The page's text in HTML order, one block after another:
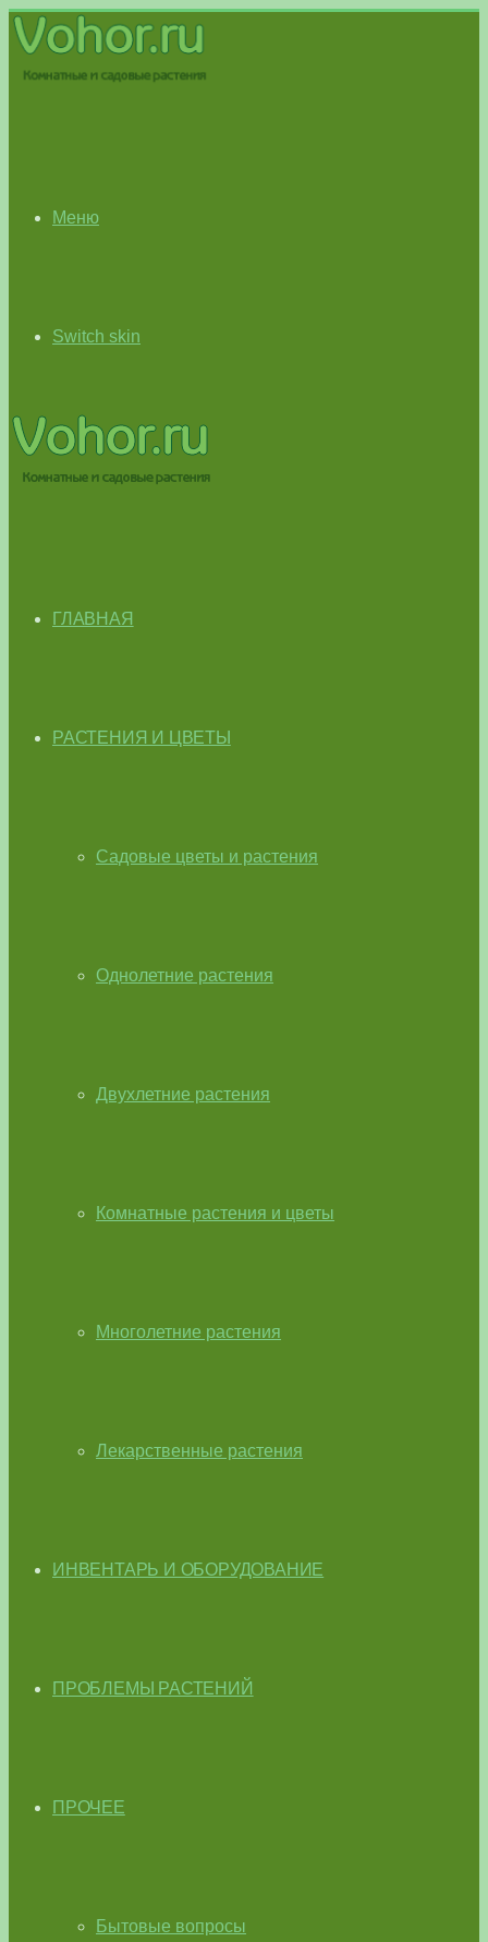
Меню
Switch skin
ГЛАВНАЯ
РАСТЕНИЯ И ЦВЕТЫ
Садовые цветы и растения
Однолетние растения
Двухлетние растения
Комнатные растения и цветы
Многолетние растения
Лекарственные растения
ИНВЕНТАРЬ И ОБОРУДОВАНИЕ
ПРОБЛЕМЫ РАСТЕНИЙ
ПРОЧЕЕ
Бытовые вопросы